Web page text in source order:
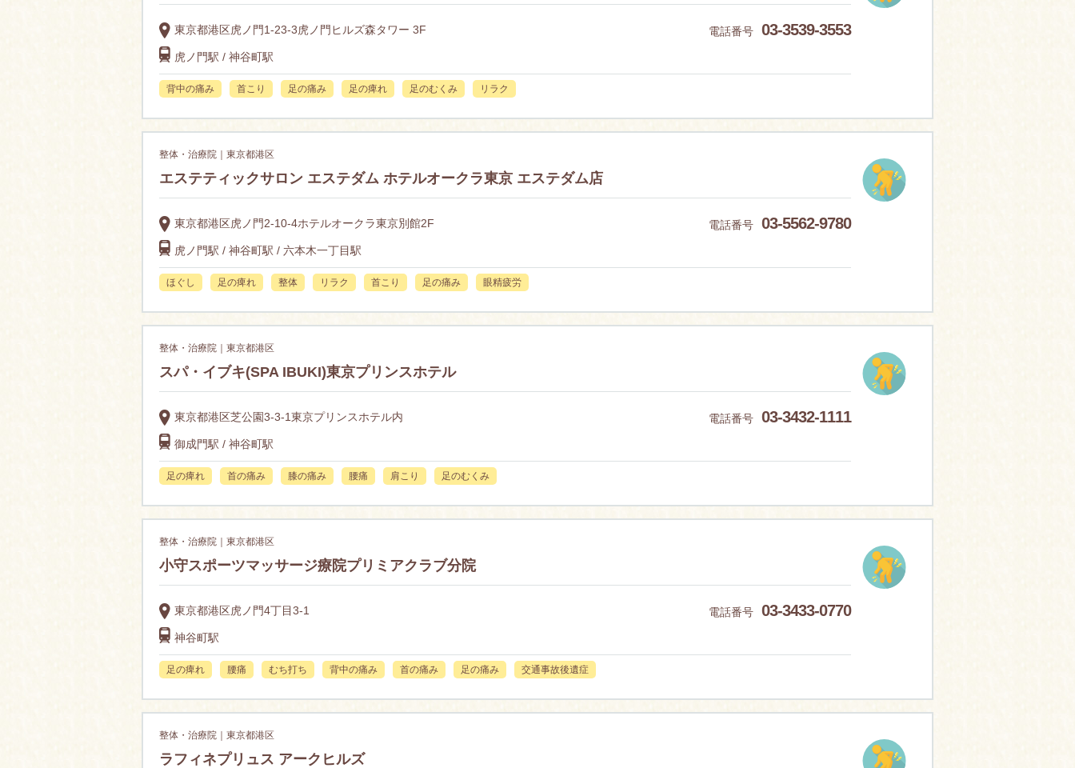
東京都港区虎ノ門1-23-3虎ノ門ヒルズ森タワー 3F 電話番号 03-3539-3553
虎ノ門駅 / 神谷町駅
背中の痛み 首こり 足の痛み 足の痺れ 足のむくみ リラク
整体・治療院｜東京都港区
エステティックサロン エステダム ホテルオークラ東京 エステダム店
東京都港区虎ノ門2-10-4ホテルオークラ東京別館2F 電話番号 03-5562-9780
虎ノ門駅 / 神谷町駅 / 六本木一丁目駅
ほぐし 足の痺れ 整体 リラク 首こり 足の痛み 眼精疲労
整体・治療院｜東京都港区
スパ・イブキ(SPA IBUKI)東京プリンスホテル
東京都港区芝公園3-3-1東京プリンスホテル内 電話番号 03-3432-1111
御成門駅 / 神谷町駅
足の痺れ 首の痛み 膝の痛み 腰痛 肩こり 足のむくみ
整体・治療院｜東京都港区
小守スポーツマッサージ療院プリミアクラブ分院
東京都港区虎ノ門4丁目3-1 電話番号 03-3433-0770
神谷町駅
足の痺れ 腰痛 むち打ち 背中の痛み 首の痛み 足の痛み 交通事故後遺症
整体・治療院｜東京都港区
ラフィネプリュス アークヒルズ